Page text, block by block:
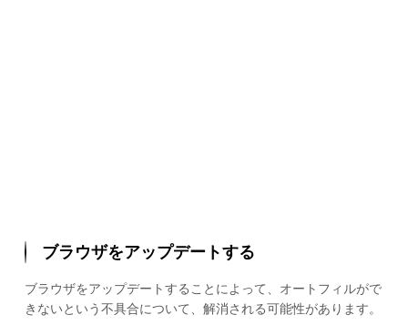
ブラウザをアップデートする
ブラウザをアップデートすることによって、オートフィルがで
きないという不具合について、解消される可能性があります。